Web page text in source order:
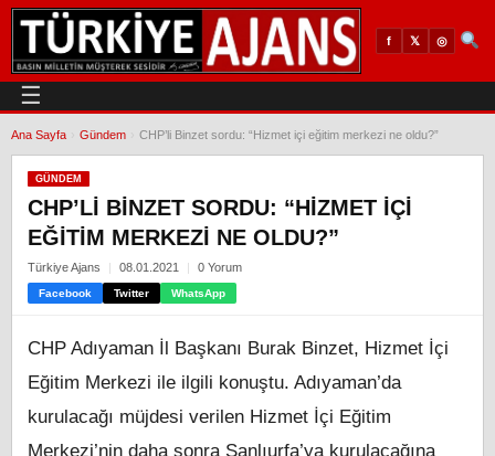
f 𝕏 ◎
☰
Ana Sayfa Gündem CHP’li Binzet sordu: “Hizmet içi eğitim merkezi ne oldu?”
GÜNDEM
CHP’LI BINZET SORDU: “HIZMET IÇI
EĞITIM MERKEZI NE OLDU?”
Türkiye Ajans 08.01.2021 0 Yorum
Facebook Twitter WhatsApp
CHP Adıyaman İl Başkanı Burak Binzet, Hizmet İçi
Eğitim Merkezi ile ilgili konuştu. Adıyaman’da
kurulacağı müjdesi verilen Hizmet İçi Eğitim
Merkezi’nin daha sonra Şanlıurfa’ya kurulacağına